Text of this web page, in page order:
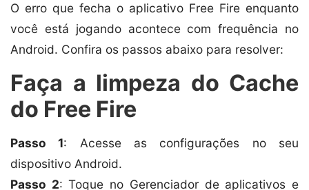
O erro que fecha o aplicativo Free Fire enquanto
você está jogando acontece com frequência no
Android. Confira os passos abaixo para resolver:
Faça a limpeza do Cache
do Free Fire
Passo 1: Acesse as configurações no seu
dispositivo Android.
Passo 2: Toque no Gerenciador de aplicativos e